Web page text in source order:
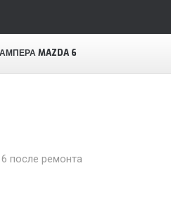
MAZDA 6
после ремонта